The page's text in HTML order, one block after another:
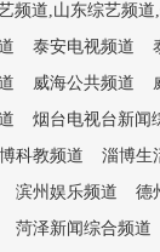
频道,山东综艺频道
泰安电视频道
威海公共频道
烟台电视台新闻
科教频道 淄博生
滨州娱乐频道 德
菏泽新闻综合频道